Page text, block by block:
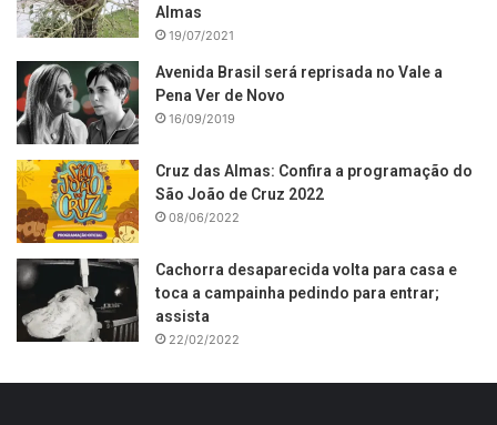
Almas
19/07/2021
Avenida Brasil será reprisada no Vale a
Pena Ver de Novo
16/09/2019
Cruz das Almas: Confira a programação do
São João de Cruz 2022
08/06/2022
Cachorra desaparecida volta para casa e
toca a campainha pedindo para entrar;
assista
22/02/2022